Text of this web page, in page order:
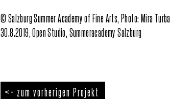
© Salzburg Summer Academy of Fine Arts, Photo: Mira Turba
30.8.2019, Open Studio, Summeracademy Salzburg
<- zum vorherigen Projekt